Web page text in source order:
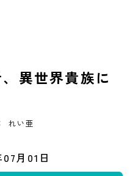
異世界貴族に
れい亜
07月01日